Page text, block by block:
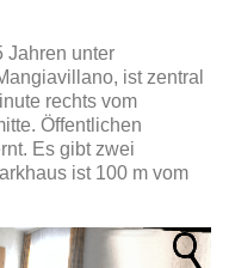
Jahren unter
ist zentral
rechts vom
Öffentlichen
Es gibt zwei
ist 100 m vom